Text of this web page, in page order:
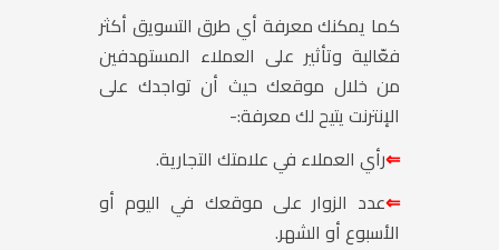
كما يمكنك معرفة أي طرق التسويق أكثر
فعّالية وتأثير على العملاء المستهدفين
من خلال موقعك حيث أن تواجدك على
الإنترنت يتيح لك معرفة:-
⇐رأي العملاء في علامتك التجارية.
⇐عدد الزوار على موقعك في اليوم أو
الأسبوع أو الشهر.